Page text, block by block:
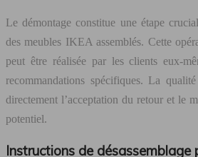
Le démontage constitue une étape
des meubles IKEA assemblés. Cette
peut être réalisée par les clients eux-
recommandations spécifiques. La
directement l’acceptation du retour et le
potentiel.
Instructions de désassemblage